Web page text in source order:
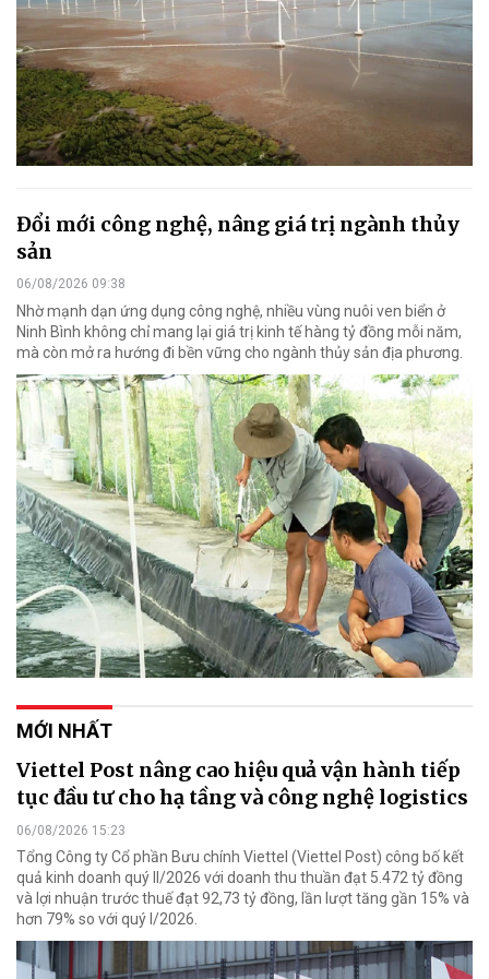
Đổi mới công nghệ, nâng giá trị ngành thủy
sản
06/08/2026 09:38
Nhờ mạnh dạn ứng dụng công nghệ, nhiều vùng nuôi ven biển ở
Ninh Bình không chỉ mang lại giá trị kinh tế hàng tỷ đồng mỗi năm,
mà còn mở ra hướng đi bền vững cho ngành thủy sản địa phương.
MỚI NHẤT
Viettel Post nâng cao hiệu quả vận hành tiếp
tục đầu tư cho hạ tầng và công nghệ logistics
06/08/2026 15:23
Tổng Công ty Cổ phần Bưu chính Viettel (Viettel Post) công bố kết
quả kinh doanh quý II/2026 với doanh thu thuần đạt 5.472 tỷ đồng
và lợi nhuận trước thuế đạt 92,73 tỷ đồng, lần lượt tăng gần 15% và
hơn 79% so với quý I/2026.